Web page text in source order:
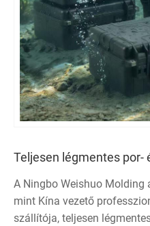
Teljesen légmentes por-
A Ningbo Weishuo Molding
mint Kína vezető
szállítója, teljesen